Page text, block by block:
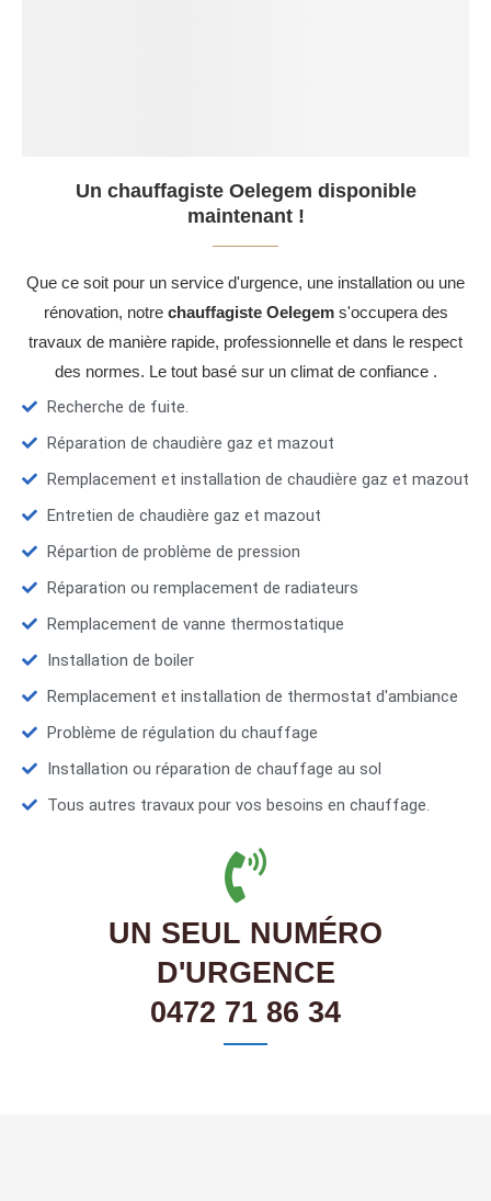
Un chauffagiste Oelegem disponible
maintenant !
Que ce soit pour un service d'urgence, une installation ou une
rénovation, notre chauffagiste Oelegems'occupera des
travaux de manière rapide, professionnelle et dans le respect
des normes. Le tout basé sur un climat de confiance .
Recherche de fuite.
Réparation de chaudière gaz et mazout
Remplacement et installation de chaudière gaz et mazout
Entretien de chaudière gaz et mazout
Répartion de problème de pression
Réparation ou remplacement de radiateurs
Remplacement de vanne thermostatique
Installation de boiler
Remplacement et installation de thermostat d'ambiance
Problème de régulation du chauffage
Installation ou réparation de chauffage au sol
Tous autres travaux pour vos besoins en chauffage.
UN SEUL NUMÉRO
D'URGENCE
0472 71 86 34